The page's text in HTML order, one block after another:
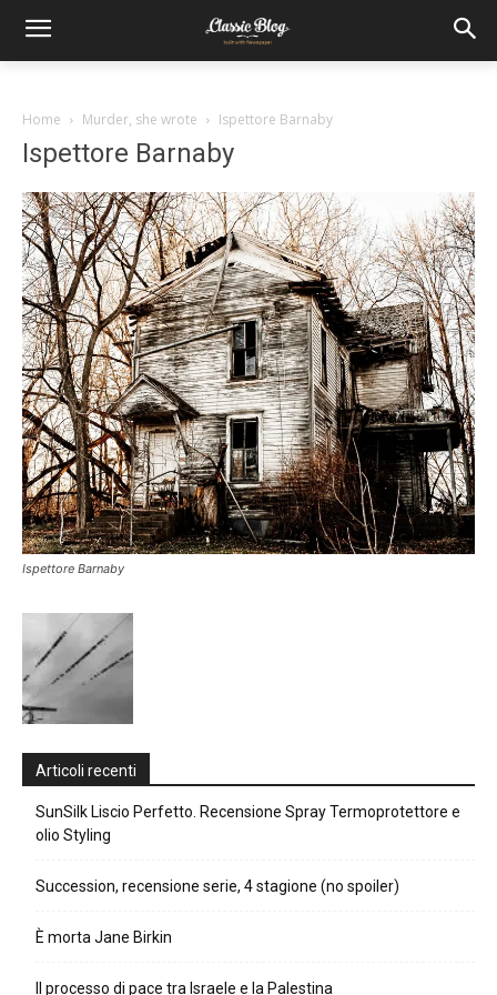
Home Murder, she wrote Ispettore Barnaby
Ispettore Barnaby
Ispettore Barnaby
Articoli recenti
SunSilk Liscio Perfetto. Recensione Spray Termoprotettore e
olio Styling
Succession, recensione serie, 4 stagione (no spoiler)
È morta Jane Birkin
Il processo di pace tra Israele e la Palestina